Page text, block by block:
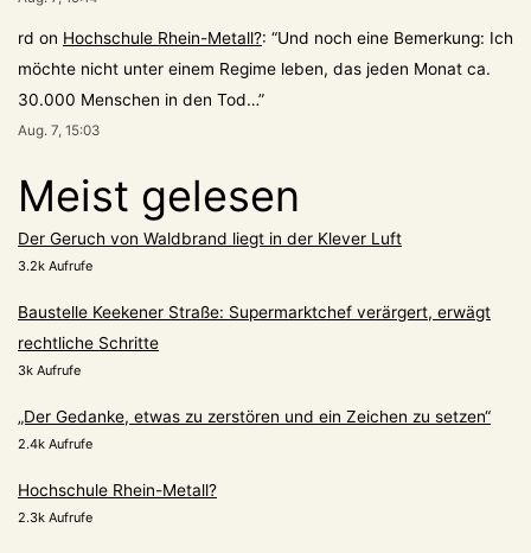
rd on Hochschule Rhein-Metall?: “Und noch eine Bemerkung: Ich
möchte nicht unter einem Regime leben, das jeden Monat ca.
30.000 Menschen in den Tod…”
Aug. 7, 15:03
Meist gelesen
Der Geruch von Waldbrand liegt in der Klever Luft
3.2k Aufrufe
Baustelle Keekener Straße: Supermarktchef verärgert, erwägt
rechtliche Schritte
3k Aufrufe
„Der Gedanke, etwas zu zerstören und ein Zeichen zu setzen“
2.4k Aufrufe
Hochschule Rhein-Metall?
2.3k Aufrufe